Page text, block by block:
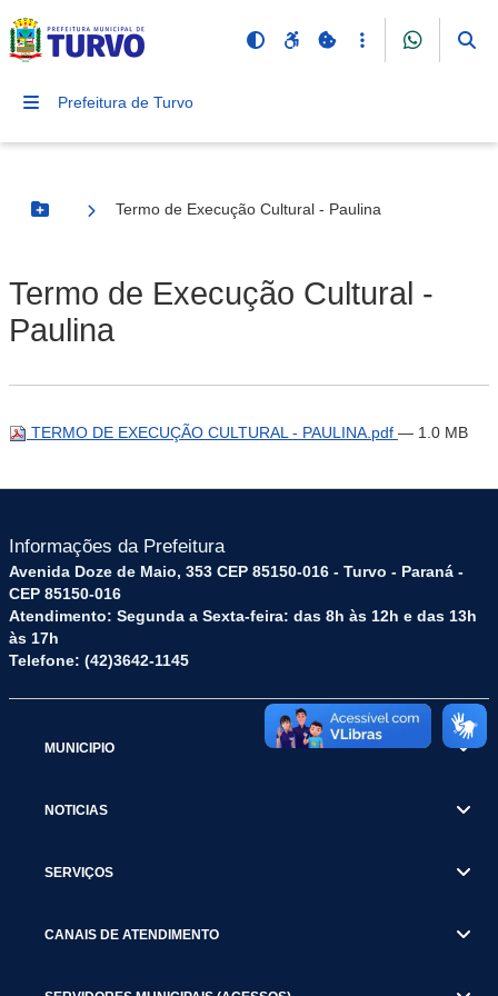
Prefeitura de Turvo
Botão Menu
Termo de Execução Cultural - Paulina
Termo de Execução Cultural -
Paulina
TERMO DE EXECUÇÃO CULTURAL - PAULINA.pdf — 1.0 MB
Informações da Prefeitura
Avenida Doze de Maio, 353 CEP 85150-016 - Turvo - Paraná -
CEP 85150-016
Atendimento: Segunda a Sexta-feira: das 8h às 12h e das 13h
às 17h
Telefone: (42)3642-1145
MUNICIPIO
NOTICIAS
SERVIÇOS
CANAIS DE ATENDIMENTO